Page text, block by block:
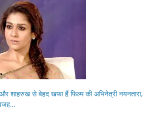
शाहरुख से बेहद खफा हैं फिल्म की अभिनेत्री नयनतारा,